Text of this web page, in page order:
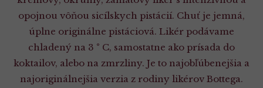
opojnou vôňou sicílskych pistácií. Chuť je jemná,
úplne originálne pistáciová. Likér podávame
chladený na 3 ° C, samostatne ako prísada do
koktailov, alebo na zmrzliny. Je to najobľúbenejšia a
najoriginálnejšia verzia z rodiny likérov Bottega.